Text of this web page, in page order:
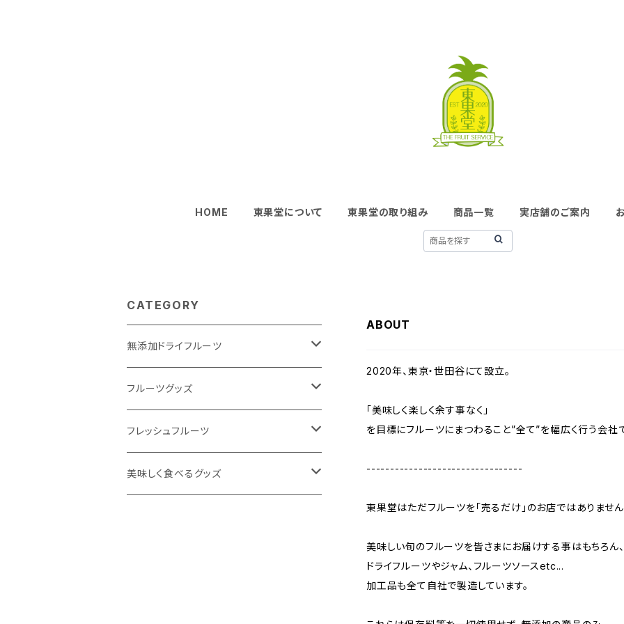
HOME 東果堂について 東果堂の取り組み 商品一覧 実店舗のご案内
ABOUT
2020年、東京・世田谷にて設立。
「美味しく楽しく余す事なく」
を目標にフルーツにまつわること”全て”を幅広く行う会社で
---------------------------------
東果堂はただフルーツを「売るだけ」のお店ではありません
美味しい旬のフルーツを皆さまにお届けする事はもちろん、
ドライフルーツやジャム、フルーツソースetc...
加工品も全て自社で製造しています。
CATEGORY
無添加ドライフルーツ
ドライフルーツで #おきかえおやつ
定番人気のドライフルーツ
季節フルーツの新作ドライフルーツ
フルーツグッズ
飲むフルーツゼリー
無添加フルーツジャム
フレッシュフルーツ
フルーツ定期便
美味しく食べるグッズ